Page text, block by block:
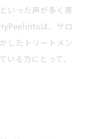
いった声が多く寄
は、サロ
したトリートメン
いる方にとって、